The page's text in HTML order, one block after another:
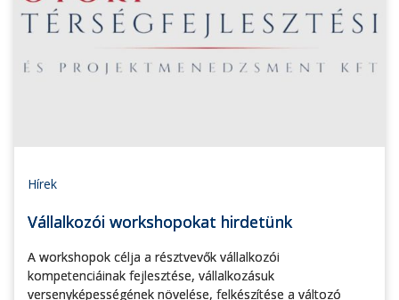
Hírek
Vállalkozói workshopokat hirdetünk
A workshopok célja a résztvevők vállalkozói
kompetenciáinak fejlesztése, vállalkozásuk
versenyképességének növelése, felkészítése a változó